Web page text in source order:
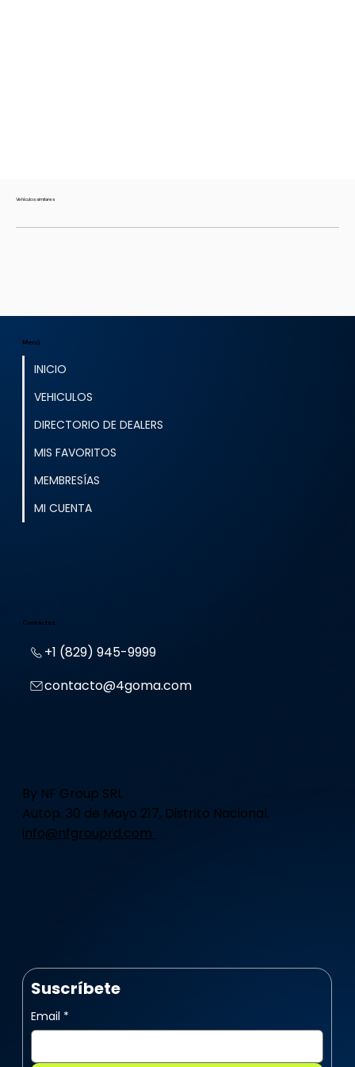
Vehículos similares
Menú
INICIO
VEHICULOS
DIRECTORIO DE DEALERS
MIS FAVORITOS
MEMBRESÍAS
MI CUENTA
Contactos
+1 (829) 945-9999
contacto@4goma.com
By NF Group SRL
Autop. 30 de Mayo 217, Distrito Nacional.
info@nfgrouprd.com
Suscríbete
Email *